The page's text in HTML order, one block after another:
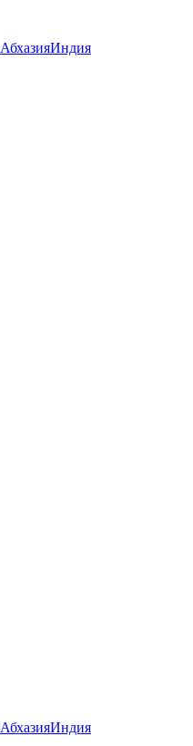
АбхазияИндия
АбхазияИндия